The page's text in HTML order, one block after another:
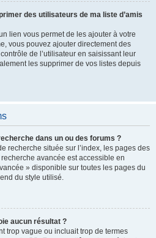
des utilisateurs de ma liste d’amis
lien vous permet de les ajouter à votre
vous pouvez ajouter directement des
de l’utilisateur en saisissant leur
les supprimer de vos listes depuis
dans un ou des forums ?
recherche située sur l’index, les pages des
avancée est accessible en
» disponible sur toutes les pages du
du style utilisé.
aucun résultat ?
trop vague ou incluait trop de termes